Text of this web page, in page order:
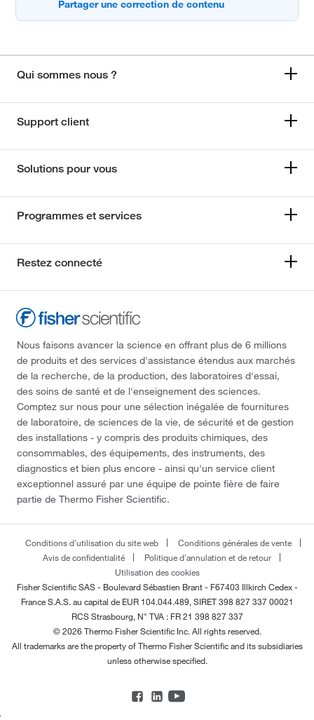
Qui sommes nous ?
Support client
Solutions pour vous
Programmes et services
Restez connecté
Nous faisons avancer la science en offrant plus de 6 millions
de produits et des services d'assistance étendus aux marchés
de la recherche, de la production, des laboratoires d'essai,
des soins de santé et de l'enseignement des sciences.
Comptez sur nous pour une sélection inégalée de fournitures
de laboratoire, de sciences de la vie, de sécurité et de gestion
des installations - y compris des produits chimiques, des
consommables, des équipements, des instruments, des
diagnostics et bien plus encore - ainsi qu'un service client
exceptionnel assuré par une équipe de pointe fière de faire
partie de Thermo Fisher Scientific.
Conditions d'utilisation du site web
Conditions générales de vente
Avis de confidentialité
Politique d'annulation et de retour
Utilisation des cookies
Fisher Scientific SAS - Boulevard Sébastien Brant - F67403 Illkirch Cedex -
FranceS.A.S. au capital de EUR 104.044.489, SIRET 398 827 337 00021
RCS Strasbourg, N° TVA : FR 21 398 827 337
© 2026 Thermo Fisher Scientific Inc. All rights reserved.
All trademarks are the property of Thermo Fisher Scientific and its subsidiaries
unless otherwise specified.